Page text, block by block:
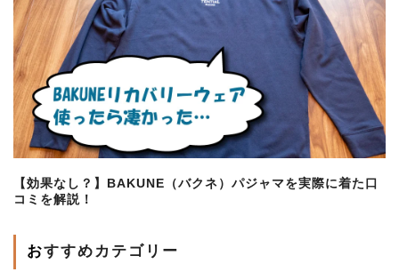
【効果なし？】BAKUNE（バクネ）パジャマを実際に着た口
コミを解説！
おすすめカテゴリー